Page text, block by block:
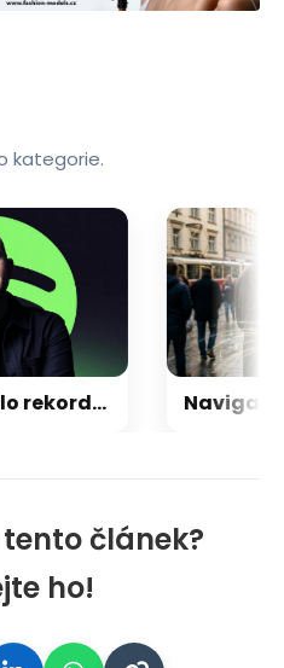
článek?
ho!
kategorie.
Spotify pokořilo rekordní milník v počtu platících posluchačů, konkurence může jen závidět